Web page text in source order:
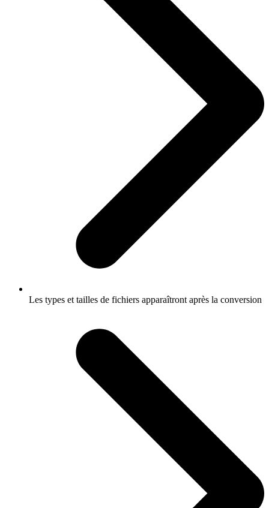
Les types et tailles de fichiers apparaîtront après la conversion